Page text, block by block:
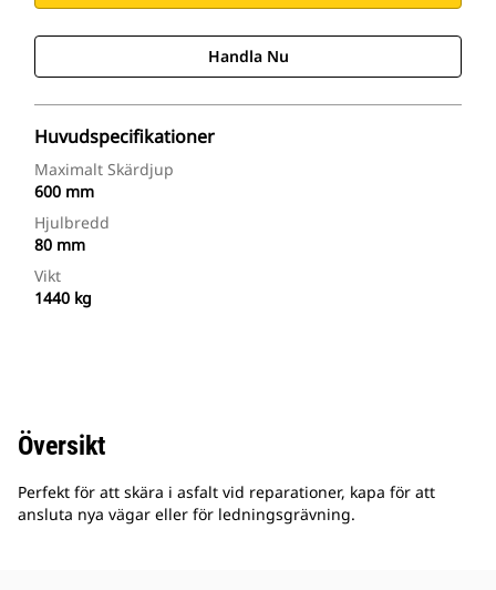
Handla Nu
Huvudspecifikationer
Maximalt Skärdjup
600 mm
Hjulbredd
80 mm
Vikt
1440 kg
Översikt
Perfekt för att skära i asfalt vid reparationer, kapa för att
ansluta nya vägar eller för ledningsgrävning.